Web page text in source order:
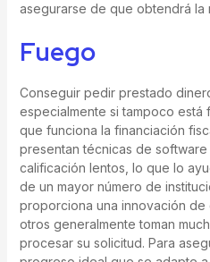
asegurarse de que obtendrá la
Fuego
Conseguir pedir prestado
especialmente si tampoco está
que funciona la financiación
presentan técnicas de
calificación lentos, lo que lo
de un mayor número de
proporciona una innovación
otros generalmente toman
procesar su solicitud. Para